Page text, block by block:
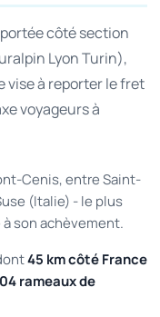
côté section
Lyon Turin),
à reporter le fret
voyageurs à
Cenis, entre Saint-
(Italie) - le plus
son achèvement.
45 km côté France
rameaux de